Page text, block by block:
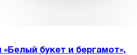
букет и бергамот»,